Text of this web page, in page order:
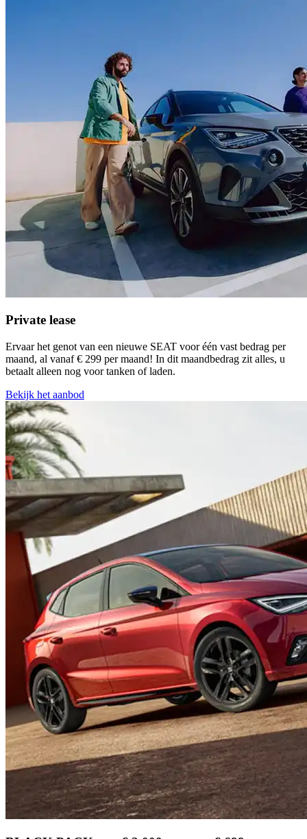
Private lease
Ervaar het genot van een nieuwe SEAT voor één vast bedrag per
maand, al vanaf € 299 per maand! In dit maandbedrag zit alles, u
betaalt alleen nog voor tanken of laden.
Bekijk het aanbod